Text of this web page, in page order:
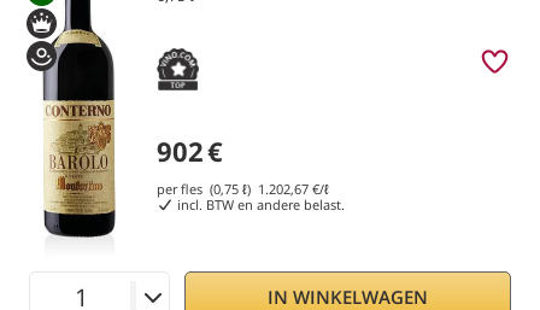
902€
per fles (0,75 ℓ) 1.202,67 €/ℓ
incl. BTW en andere belast.
IN WINKELWAGEN